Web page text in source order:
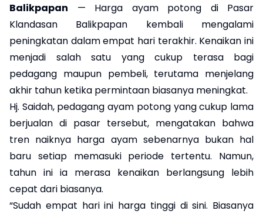
Balikpapan — Harga ayam potong di Pasar
Klandasan Balikpapan kembali mengalami
peningkatan dalam empat hari terakhir. Kenaikan ini
menjadi salah satu yang cukup terasa bagi
pedagang maupun pembeli, terutama menjelang
akhir tahun ketika permintaan biasanya meningkat.
Hj. Saidah, pedagang ayam potong yang cukup lama
berjualan di pasar tersebut, mengatakan bahwa
tren naiknya harga ayam sebenarnya bukan hal
baru setiap memasuki periode tertentu. Namun,
tahun ini ia merasa kenaikan berlangsung lebih
cepat dari biasanya.
“Sudah empat hari ini harga tinggi di sini. Biasanya